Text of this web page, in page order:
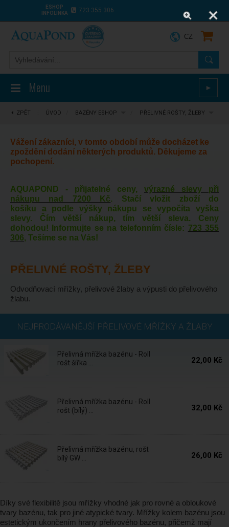
ESHOP
INFOLINKA
723 355 306
Menu ►
CZ
ZPĚT ÚVOD BAZÉNY ESHOP PŘELIVNÉ ROŠTY, ŽLEBY
Vážení zákazníci, v tomto období může docházet ke
zpoždění dodání některých produktů. Děkujeme za
pochopení.
AQUAPOND - přijatelné ceny, výrazné slevy při
nákupu nad 7200 Kč. Stačí vložit zboží do
košíku a podle výšky nákupu se vypočíta vyška
slevy. Čím větší nákup, tím větší sleva. Ceny
dohodou! Informujte se na telefonním čísle: 723 355
306, Tešíme se na Vás!
PŘELIVNÉ ROŠTY, ŽLEBY
Odvodňovací mřížky, přelivové žlaby a výpusti do přelivového
žlabu.
NEJPRODÁVANĚJŠÍ PŘELIVOVÉ MŘÍŽKY A ŽLABY
Přelivná mřížka bazénu - Roll
rošt šířka ...
22,00 Kč
Skladem
Přelivná mřížka bazénu - Roll
rošt (bílý) ...
32,00 Kč
Přelivná mřížka bazénu, rošt
bílý GW ...
26,00 Kč
Díky své flexibilitě jsou mřížky vhodné jak pro rovné a obloukové
tvary bazénu, tak pro jiné atypické tvary. Mřížky kolem bazénu jsou
estetickým ukončením hrany přelivového bazénu, přičemž mají